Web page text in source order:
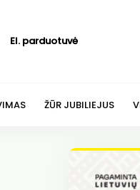
El. parduotuvė
ŽŪR JUBILIEJUS